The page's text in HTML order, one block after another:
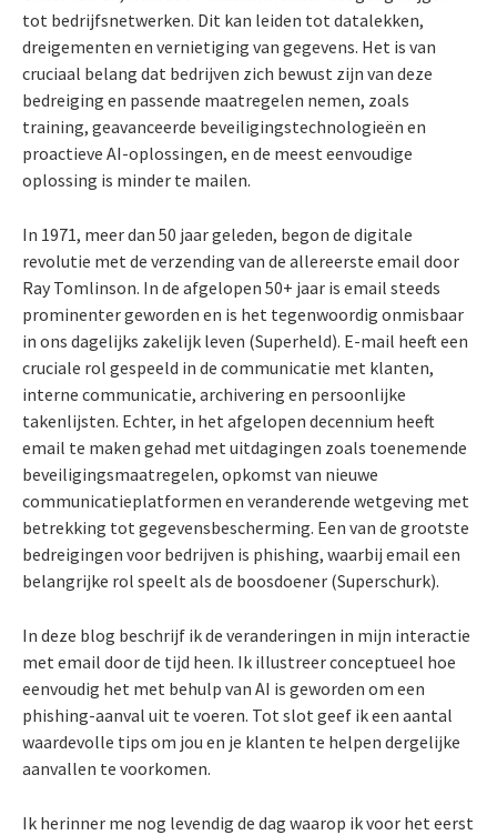
tot bedrijfsnetwerken. Dit kan leiden tot datalekken,
dreigementen en vernietiging van gegevens. Het is van
cruciaal belang dat bedrijven zich bewust zijn van deze
bedreiging en passende maatregelen nemen, zoals
training, geavanceerde beveiligingstechnologieën en
proactieve AI-oplossingen, en de meest eenvoudige
oplossing is minder te mailen.
In 1971, meer dan 50 jaar geleden, begon de digitale
revolutie met de verzending van de allereerste email door
Ray Tomlinson. In de afgelopen 50+ jaar is email steeds
prominenter geworden en is het tegenwoordig onmisbaar
in ons dagelijks zakelijk leven (Superheld). E-mail heeft een
cruciale rol gespeeld in de communicatie met klanten,
interne communicatie, archivering en persoonlijke
takenlijsten. Echter, in het afgelopen decennium heeft
email te maken gehad met uitdagingen zoals toenemende
beveiligingsmaatregelen, opkomst van nieuwe
communicatieplatformen en veranderende wetgeving met
betrekking tot gegevensbescherming. Een van de grootste
bedreigingen voor bedrijven is phishing, waarbij email een
belangrijke rol speelt als de boosdoener (Superschurk).
In deze blog beschrijf ik de veranderingen in mijn interactie
met email door de tijd heen. Ik illustreer conceptueel hoe
eenvoudig het met behulp van AI is geworden om een
phishing-aanval uit te voeren. Tot slot geef ik een aantal
waardevolle tips om jou en je klanten te helpen dergelijke
aanvallen te voorkomen.
Ik herinner me nog levendig de dag waarop ik voor het eerst